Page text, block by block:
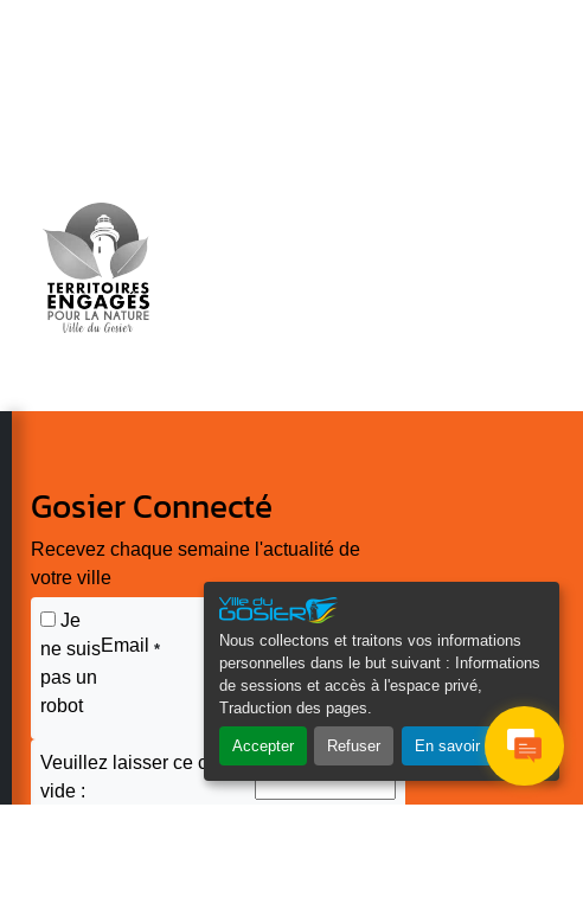
Nous collectons et traitons vos informations
personnelles dans le but suivant :
Informations
de sessions et accès à l'espace privé,
Traduction des pages
Accepter Refuser En savoir plus
Gosier Connecté
Recevez chaque semaine l'actualité de
votre ville
Je
ne suis
pas un
robot
Email *
Veuillez laisser ce champ
vide :